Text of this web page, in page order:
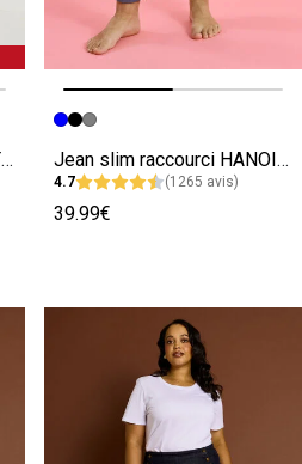
Jean slim raccourci TALL TTOKYO R01
Image précédente
Image suivante
Jean slim raccourci HANOI R02 femme
4.7 (1265 avis)
39.99€